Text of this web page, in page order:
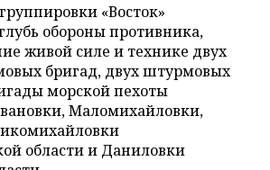
«Восток»
обороны противника,
живой силе и технике двух
бригад, двух штурмовых
морской пехоты
Маломихайловки,
области и Даниловки